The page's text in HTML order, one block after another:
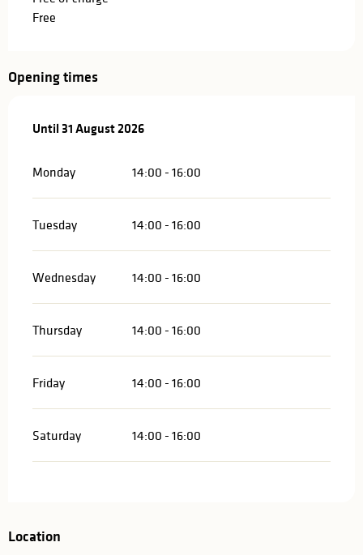
Free
Opening times
From3 July 2026until
Until31 August 2026
Monday 14:00 - 16:00
Tuesday 14:00 - 16:00
Wednesday 14:00 - 16:00
Thursday 14:00 - 16:00
Friday 14:00 - 16:00
Saturday 14:00 - 16:00
Location